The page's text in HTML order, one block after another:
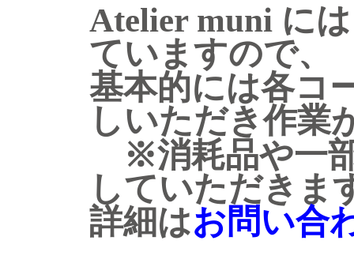
Atelier muni に
ていますので、
基本的には各コ
しいただき作業
※消耗品や一
していただきま
詳細はお問い合